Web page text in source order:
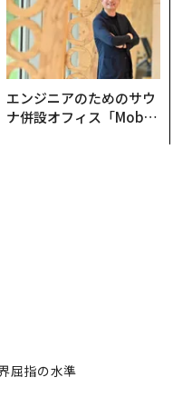
エンジニアのためのサウ
ナ併設オフィス「Mobiu
屈指の水準